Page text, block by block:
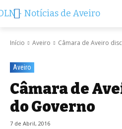
Início Aveiro Câmara de Aveiro
Aveiro
Câmara de
do Governo
7 de Abril, 2016